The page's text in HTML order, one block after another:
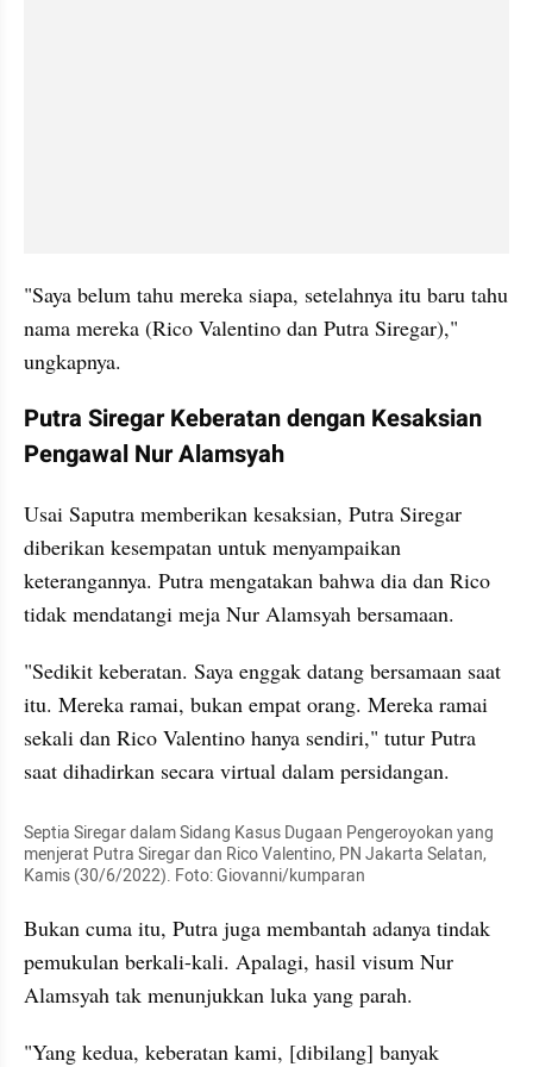
"Saya belum tahu mereka siapa, setelahnya itu baru tahu
nama mereka (Rico Valentino dan Putra Siregar),"
ungkapnya.
Putra Siregar Keberatan dengan Kesaksian
Pengawal Nur Alamsyah
Usai Saputra memberikan kesaksian, Putra Siregar
diberikan kesempatan untuk menyampaikan
keterangannya. Putra mengatakan bahwa dia dan Rico
tidak mendatangi meja Nur Alamsyah bersamaan.
"Sedikit keberatan. Saya enggak datang bersamaan saat
itu. Mereka ramai, bukan empat orang. Mereka ramai
sekali dan Rico Valentino hanya sendiri," tutur Putra
saat dihadirkan secara virtual dalam persidangan.
Septia Siregar dalam Sidang Kasus Dugaan Pengeroyokan yang
menjerat Putra Siregar dan Rico Valentino, PN Jakarta Selatan,
Kamis (30/6/2022). Foto: Giovanni/kumparan
Bukan cuma itu, Putra juga membantah adanya tindak
pemukulan berkali-kali. Apalagi, hasil visum Nur
Alamsyah tak menunjukkan luka yang parah.
"Yang kedua, keberatan kami, [dibilang] banyak